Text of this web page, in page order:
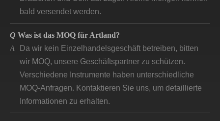
bald versendet werden.
A Da wir kein Einzelhandelsgeschäft betreiben, bitten
wir MOQ, unsere Geschäftspartner zu schützen.
Verschiedene Instrumente haben unterschiedliche
MOQ-Anfragen. Kontaktieren Sie uns, um detaillierte
Informationen zu erhalten.